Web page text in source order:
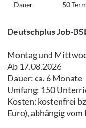
Dauer 50
Deutschplus Job-
Montag und
Ab 17.08.2026
Dauer: ca. 6 Monate
Umfang: 150
Kosten: kostenfrei
Euro), abhängig vom